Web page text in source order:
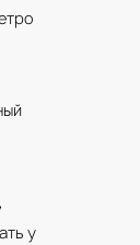
у